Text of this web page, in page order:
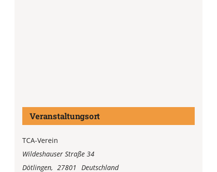
Veranstaltungsort
TCA-Verein
Wildeshauser Straße 34
Dötlingen, 27801
Deutschland